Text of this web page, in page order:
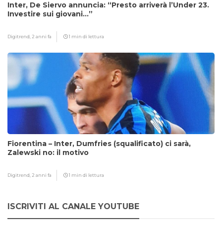
Inter, De Siervo annuncia: “Presto arriverà l’Under 23.
Investire sui giovani…”
Digitrend, 2 anni fa 1 min di lettura
Fiorentina – Inter, Dumfries (squalificato) ci sarà,
Zalewski no: il motivo
Digitrend, 2 anni fa 1 min di lettura
ISCRIVITI AL CANALE YOUTUBE